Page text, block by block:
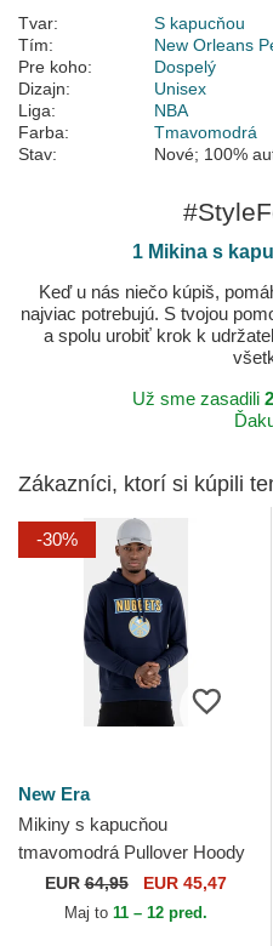
Tvar:
S kapucňou
Tím:
New Orleans
Pre koho:
Dospelý
Dizajn:
Unisex
Liga:
NBA
Farba:
Tmavomodrá
Stav:
Nové; 100%
1 Mikina s
Keď u nás niečo kúpiš,
najviac potrebujú. S tvojou
a spolu urobiť krok k
Už sme zasadili
Zákazníci, ktorí si kúpili
-30%
New Era
Mikiny s kapucňou
tmavomodrá Pullover Hoody
Denver Nuggets NBA New
EUR64,95 EUR 45,47
Maj to 11 – 12 pred.